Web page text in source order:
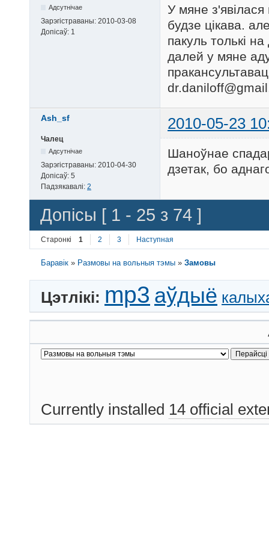
Адсутнічае
Зарэгістраваны: 2010-03-08
Допісаў: 1
У мяне
будзе цікава.
пакуль толькі
далей у мяне
Ash_sf 2010-05-23
Чалец
Адсутнічае
Зарэгістраваны: 2010-04-30
Допісаў: 5
Падзякавалі: 2
Шаноўнае
дзетак, бо
Допісы [ 1 - 25 з 74 ]
Старонкі 1 2 3 Наступная
Баравік » Размовы на вольныя тэмы »Замовы
Цэтлікі: mp3 аўдыё
Currently installed 14 official